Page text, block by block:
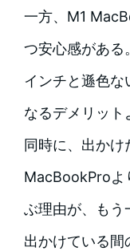
一方、M1
つ安心感がある
インチと遜色な
なるデメリット
同時に、出か
MacBookProよ
ぶ理由が、もう
出かけている間